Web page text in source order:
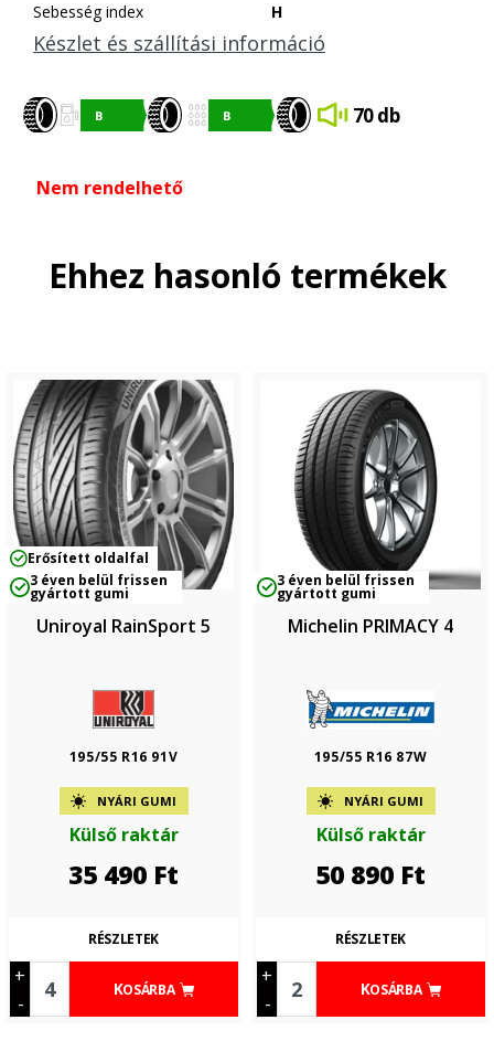
Sebesség index
H
Készlet és szállítási információ
70 db
Nem rendelhető
Ehhez hasonló termékek
Erősített oldalfal
3 éven belül frissen
gyártott gumi
Uniroyal RainSport 5
195/55 R16 91V
NYÁRI GUMI
Külső raktár
35 490 Ft
+
-
KOSÁRBA
RÉSZLETEK
3 éven belül frissen
gyártott gumi
Michelin PRIMACY 4
195/55 R16 87W
NYÁRI GUMI
Külső raktár
50 890 Ft
+
-
KOSÁRBA
RÉSZLETEK